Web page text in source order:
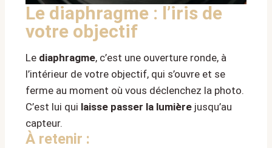
Le diaphragme : l’iris de
votre objectif
Le diaphragme, c’est une ouverture ronde, à
l’intérieur de votre objectif, qui s’ouvre et se
ferme au moment où vous déclenchez la photo.
C’est lui qui laisse passer la lumière jusqu’au
capteur.
À retenir :